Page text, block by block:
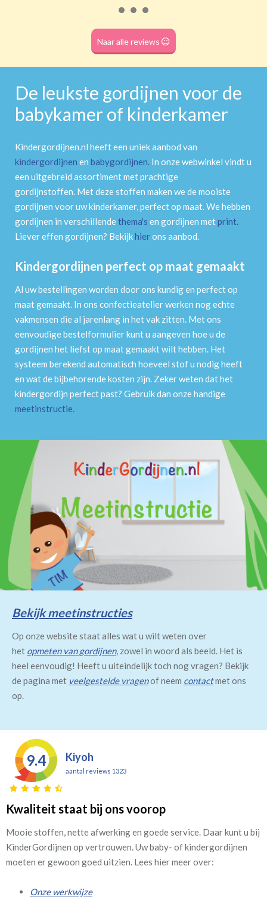
(dubbele tunnel)
Naar alle reviews
De leukste gordijnen voor de
babykamer of kinderkamer
Kindergordijnen.nl heeft een uniek aanbod van
kindergordijnen en babygordijnen. In onze webwinkel vindt u
een uitgebreid assortiment met prachtige
gordijnstoffen. Met deze stoffen maken we de mooiste
gordijnen voor uw kinderkamer, perfect op maat. We hebben
gordijnen in verschillendethema's en gordijnen metprint.
Liever effen gordijnen? Bekijkhierons aanbod.
Kindergordijnen perfect op maat gemaakt
Al uw bestellingen worden door ons kundig en perfect op
maat gemaakt. In ons confectieatelier werken nog echte
vakmensen die al jarenlang in het vak zitten. Met ons
eenvoudige bestelformulier kunt u aangeven hoe u de
gordijnen het liefst op maat gemaakt wilt hebben. Het
systeem berekend automatisch hoeveel stof u nodig heeft
en wat de bijbehorende kosten zijn. Zeker weten dat het
kindergordijn perfect past? Gebruik dan onze handige
meetinstructie.
Bekijk meetinstructies
Op onze website staat alles wat u wilt weten over
het opmeten van gordijnen, zowel in woord als beeld. Het is
heel eenvoudig! Heeft u uiteindelijk toch nog vragen? Bekijk
de pagina met veelgestelde vragenof neem contactmet ons
op.
9.4 Kiyoh
aantal reviews 1323
Kwaliteit staat bij ons voorop
Mooie stoffen, nette afwerking en goede service. Daar kunt u bij
KinderGordijnen op vertrouwen. Uw baby- of kindergordijnen
moeten er gewoon goed uitzien. Lees hier meer over:
Onze werkwijze